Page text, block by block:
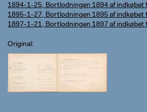
1894-1-25, Bortlodningen 1894 af indkøbet
1895-1-27, Bortlodningen 1895 af indkøbet
1897-1-21, Bortlodningen 1897 af indkøbet
Original